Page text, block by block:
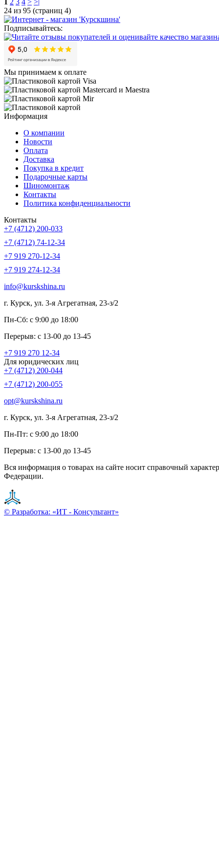
2 3 4 > >|
24 из 95 (страниц 4)
Подписывайтесь:
Мы принимаем к оплате
Информация
О компании
Новости
Оплата
Доставка
Покупка в кредит
Подарочные карты
Шиномонтаж
Контакты
Политика конфиденциальности
Контакты
+7 (4712) 200-033
+7 (4712) 74-12-34
+7 919 270-12-34
+7 919 274-12-34
info@kurskshina.ru
г. Курск, ул. 3-я Агрегатная, 23-з/2
Пн-Сб: с 9:00 до 18:00
Перерыв: с 13-00 до 13-45
+7 919 270 12-34
Для юридических лиц
+7 (4712) 200-044
+7 (4712) 200-055
opt@kurskshina.ru
г. Курск, ул. 3-я Агрегатная, 23-з/2
Пн-Пт: с 9:00 до 18:00
Перерыв: с 13-00 до 13-45
Вся информация о товарах на сайте носит справочный
Федерации.
© Разработка: «ИТ - Консультант»